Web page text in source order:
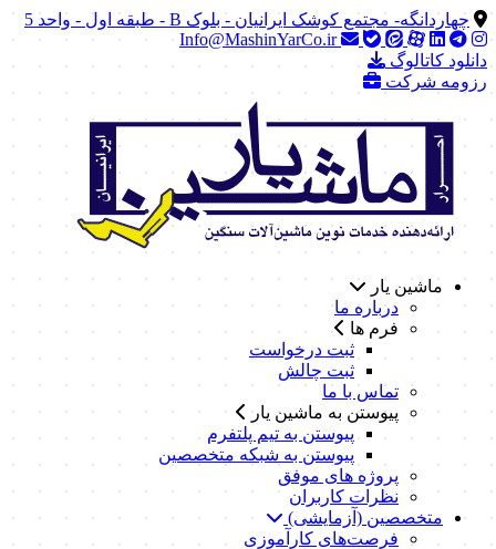
چهاردانگه- مجتمع کوشک ایرانیان - بلوک B - طبقه اول - واحد 5
Info@MashinYarCo.ir
دانلود کاتالوگ
رزومه شرکت
ماشین یار
درباره ما
فرم ها
ثبت درخواست
ثبت چالش
تماس با ما
پیوستن به ماشین یار
پیوستن به تیم پلتفرم
پیوستن به شبکه متخصصین
پروژه های موفق
نظرات کاربران
متخصصین (آزمایشی)
فرصت‌های کارآموزی